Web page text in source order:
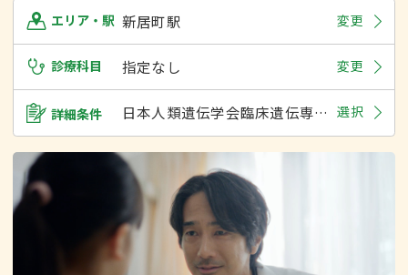
エリア・駅 新居町駅 変更
診療科目 指定なし 変更
詳細条件 日本人類遺伝学会臨床遺伝専門医 選択